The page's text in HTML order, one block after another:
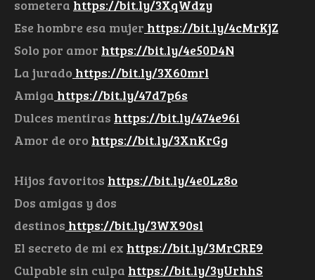
sometera https://bit.ly/3XqWdzy
Ese hombre esa mujer https://bit.ly/4cMrKjZ
Solo por amor https://bit.ly/4e50D4N
La jurado https://bit.ly/3X60mrl
Amiga https://bit.ly/47d7p6s
Dulces mentiras https://bit.ly/474e96i
Amor de oro https://bit.ly/3XnKrGg
Hijos favoritos https://bit.ly/4e0Lz8o
Dos amigas y dos
destinos https://bit.ly/3WX90sl
El secreto de mi ex https://bit.ly/3MrCRE9
Culpable sin culpa https://bit.ly/3yUrhhS